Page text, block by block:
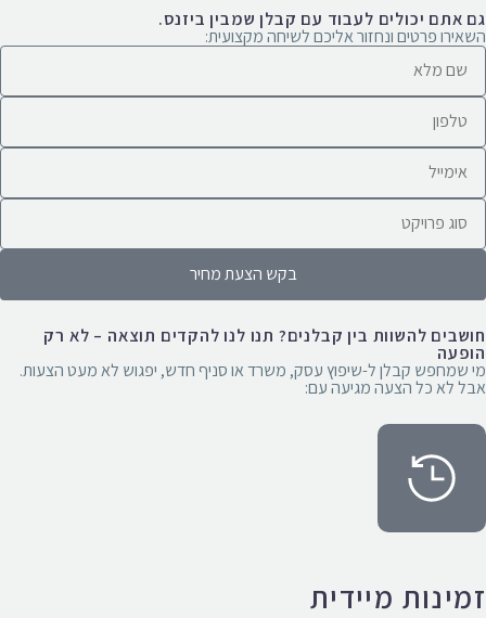
גם אתם יכולים לעבוד עם קבלן שמבין ביזנס.
השאירו פרטים ונחזור אליכם לשיחה מקצועית:
בקש הצעת מחיר
חושבים להשוות בין קבלנים? תנו לנו להקדים תוצאה – לא רק
הופעה
מי שמחפש קבלן ל-שיפוץ עסק, משרד או סניף חדש, יפגוש לא מעט הצעות.
אבל לא כל הצעה מגיעה עם:
זמינות מיידית